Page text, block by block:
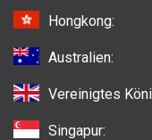
Hongkong:
Australien:
Vereinigtes
Singapur: